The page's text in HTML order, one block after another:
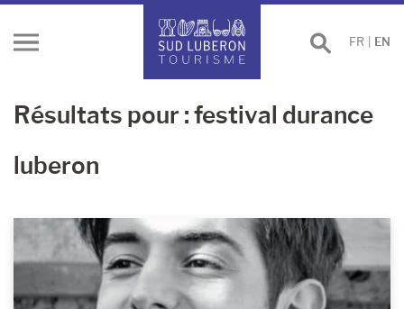
Ouvrir
Search FR EN
Résultats pour : festival durance
luberon